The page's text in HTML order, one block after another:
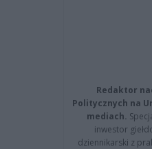
Redaktor
Politycznych na
mediach.
inwestor
dziennikarski z